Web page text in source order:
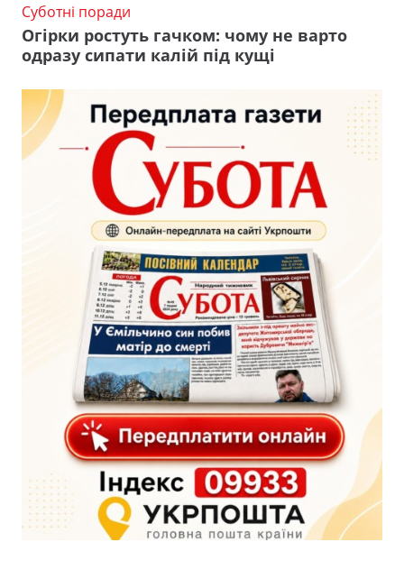
Суботні поради
Огірки ростуть гачком: чому не варто
одразу сипати калій під кущі